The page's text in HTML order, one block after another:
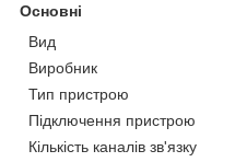
Основні
Вид
Виробник
Тип пристрою
Підключення пристрою
Кількість каналів зв'язку